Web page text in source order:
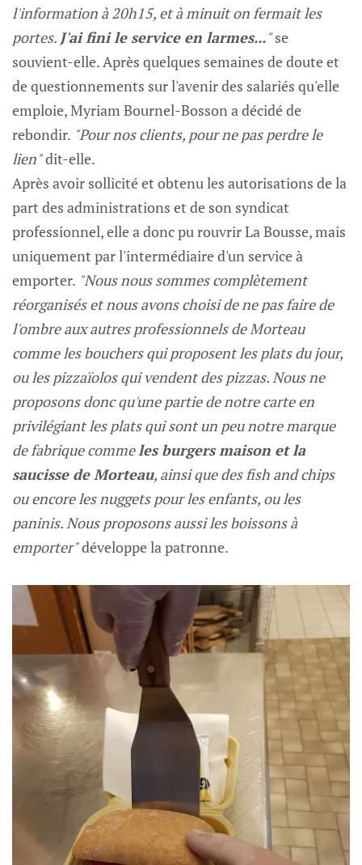
l'information à 20h15, et à minuit on fermait les
portes. J'ai fini le service en larmes..."se
souvient-elle. Après quelques semaines de doute et
de questionnements sur l'avenir des salariés qu'elle
emploie, Myriam Bournel-Bosson a décidé de
rebondir. "Pour nos clients, pour ne pas perdre le
lien"dit-elle.
Après avoir sollicité et obtenu les autorisations de la
part des administrations et de son syndicat
professionnel, elle a donc pu rouvrir La Bousse, mais
uniquement par l'intermédiaire d'un service à
emporter. "Nous nous sommes complètement
réorganisés et nous avons choisi de ne pas faire de
l'ombre aux autres professionnels de Morteau
comme les bouchers qui proposent les plats du jour,
ou les pizzaïolos qui vendent des pizzas. Nous ne
proposons donc qu'une partie de notre carte en
privilégiant les plats qui sont un peu notre marque
de fabrique commeles burgers maison et la
saucisse de Morteau, ainsi que des fish and chips
ou encore les nuggets pour les enfants, ou les
paninis. Nous proposons aussi les boissons à
emporter"développe la patronne.